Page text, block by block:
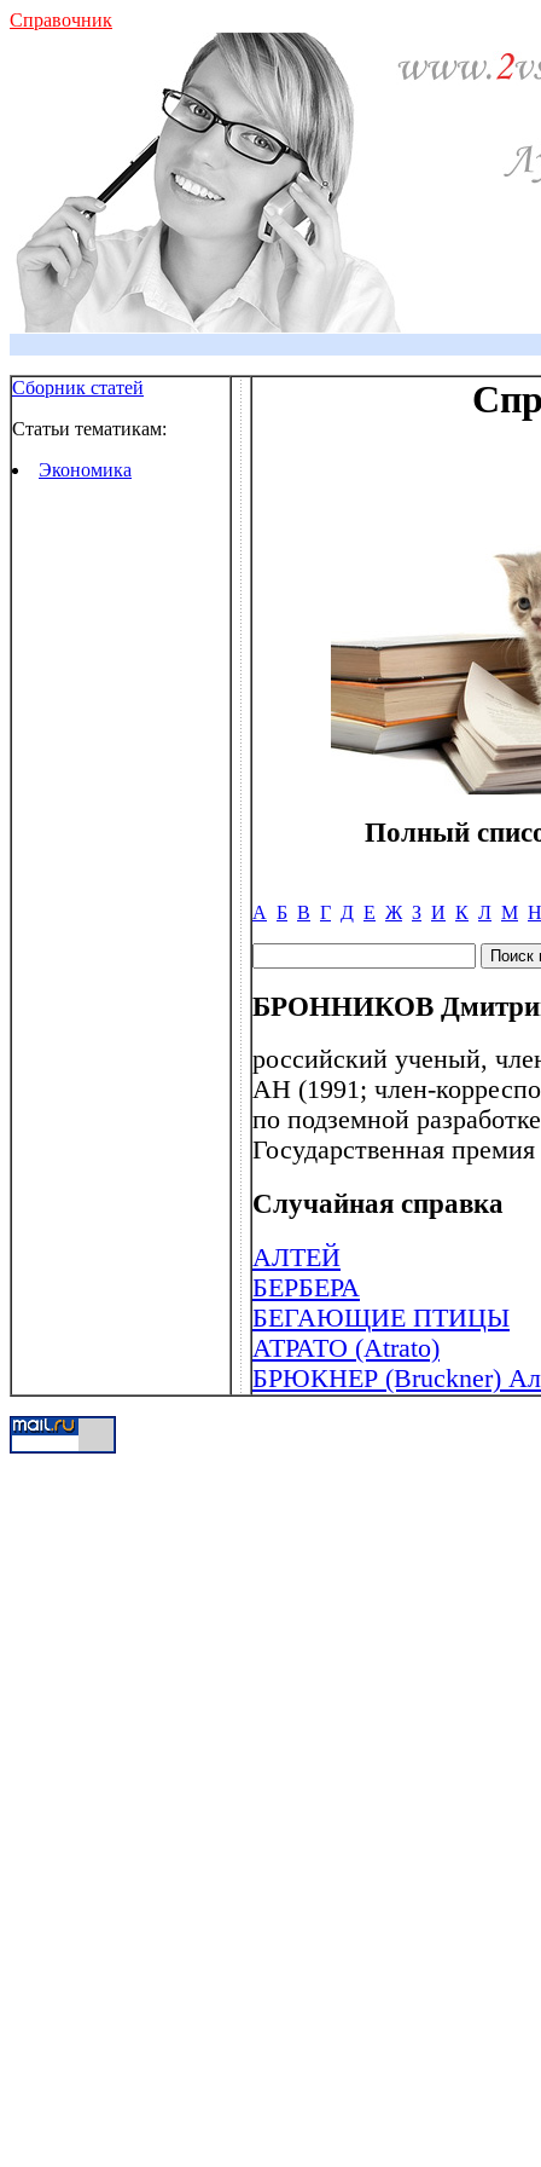
Справочник
Сборник статей
Статьи тематикам:
Экономика
Полный
А Б В Г Д Е Ж З И К Л М Н
БРОННИКОВ
российский ученый,
АН (1991; член-
по подземной
Государственная
Случайная справка
АЛТЕЙ
БЕРБЕРА
БЕГАЮЩИЕ ПТИЦЫ
АТРАТО (Atrato)
БРЮКНЕР (Bruckner)